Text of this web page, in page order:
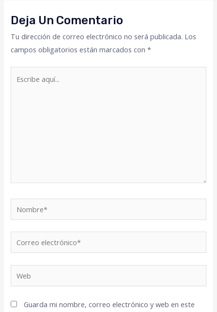
Deja Un Comentario
Tu dirección de correo electrónico no será publicada. Los
campos obligatorios están marcados con*
Guarda mi nombre, correo electrónico y web en este